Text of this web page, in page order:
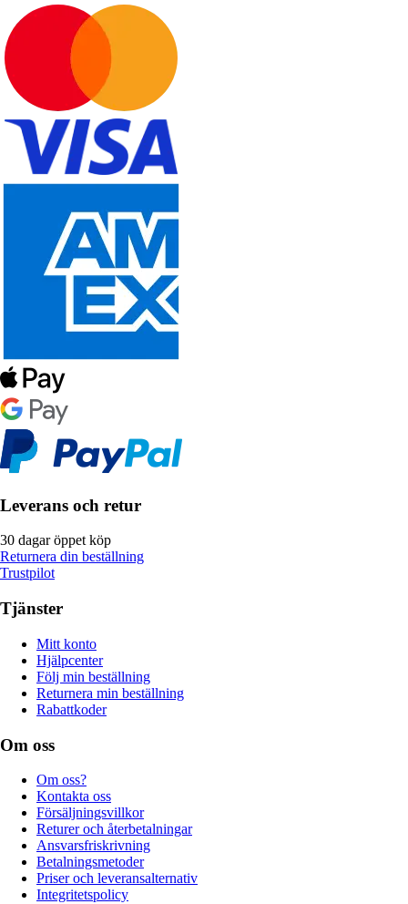
Leverans och retur
30 dagar öppet köp
Returnera din beställning
Trustpilot
Tjänster
Mitt konto
Hjälpcenter
Följ min beställning
Returnera min beställning
Rabattkoder
Om oss
Om oss?
Kontakta oss
Försäljningsvillkor
Returer och återbetalningar
Ansvarsfriskrivning
Betalningsmetoder
Priser och leveransalternativ
Integritetspolicy